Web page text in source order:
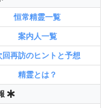
恒常精霊一覧
案内人一覧
回再訪のヒントと予想
精霊とは？